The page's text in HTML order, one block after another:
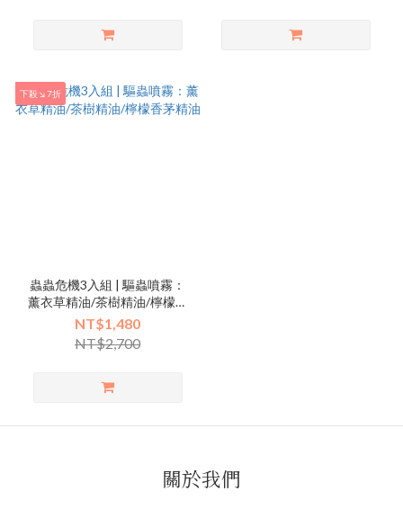
下殺↘7折
蟲蟲危機3入組 | 驅蟲噴霧：
薰衣草精油/茶樹精油/檸檬香
茅精油
NT$1,480
NT$2,700
關於我們